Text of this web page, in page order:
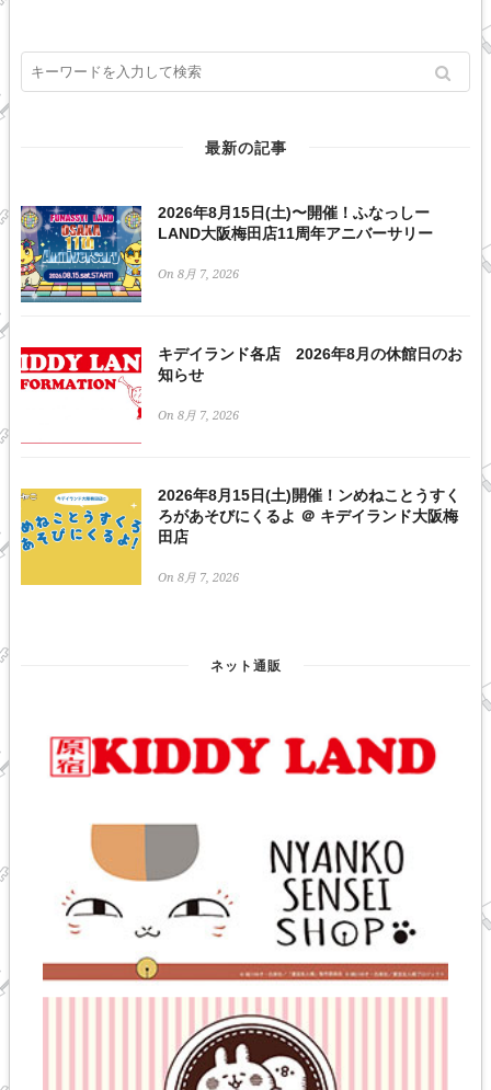
最新の記事
2026年8月15日(土)〜開催！ふなっしー
LAND大阪梅田店11周年アニバーサリー
On 8月 7, 2026
キデイランド各店 2026年8月の休館日のお
知らせ
On 8月 7, 2026
2026年8月15日(土)開催！ンめねことうすく
ろがあそびにくるよ ＠ キデイランド大阪梅
田店
On 8月 7, 2026
ネット通販